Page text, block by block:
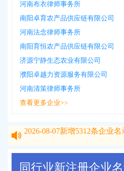
河南布衣律师事务所
南阳卓育农产品供应链有限公司
河南法念律师事务所
南阳育恒农产品供应链有限公司
济源宁静生态农业有限公司
濮阳卓越力资源服务有限公司
河南清策律师事务所
查看更多企业>>
新增 条企业名
同行业新注册企业